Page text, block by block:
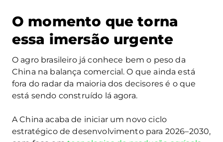
O momento que torna
essa imersão urgente
O agro brasileiro já conhece bem o peso da
China na balança comercial. O que ainda está
fora do radar da maioria dos decisores é o que
está sendo construído lá agora.
A China acaba de iniciar um novo ciclo
estratégico de desenvolvimento para 2026–2030,